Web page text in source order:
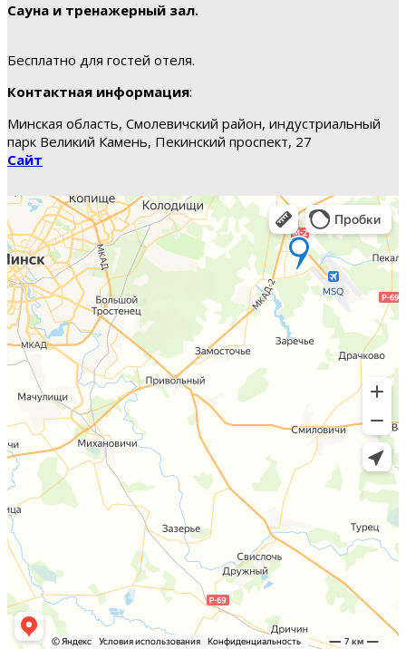
Сауна и тренажерный зал.
Бесплатно для гостей отеля.
Контактная информация:
Минская область, Смолевичский район, индустриальный
парк Великий Камень, Пекинский проспект, 27
Сайт